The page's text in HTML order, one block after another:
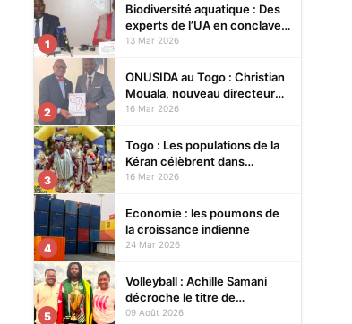
1
Biodiversité aquatique : Des
experts de l’UA en conclave à
Lomé pour renforcer la
13 Mar 2026
2
ONUSIDA au Togo : Christian
Mouala, nouveau directeur
pays
16 Mar 2026
3
Togo : Les populations de la
Kéran célèbrent dans
l’allégresse Tislim-Difoini,
16 Mar 2026
4
Economie : les poumons de
la croissance indienne
24 Mar 2026
5
Volleyball : Achille Samani
décroche le titre de
champion du Bénin avec
09 Août 2026